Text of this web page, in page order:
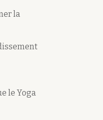
la
le Yoga